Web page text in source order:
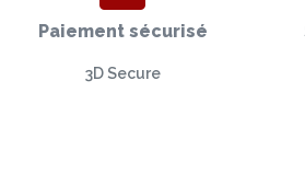
Paiement sécurisé
3D Secure